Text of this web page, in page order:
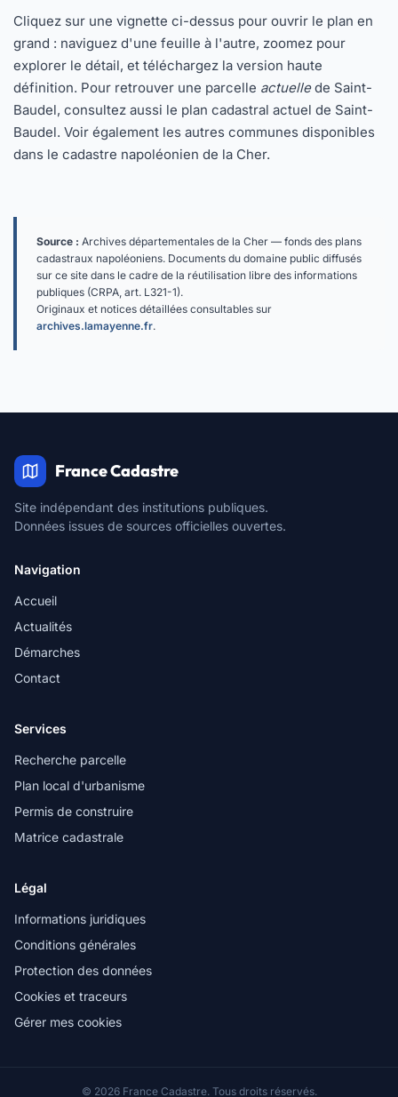
Cliquez sur une vignette ci-dessus pour ouvrir le plan en
grand : naviguez d'une feuille à l'autre, zoomez pour
explorer le détail, et téléchargez la version haute
définition. Pour retrouver une parcelle actuellede Saint-
Baudel, consultez aussi le plan cadastral actuel de Saint-
Baudel. Voir également les autres communes disponibles
dans le cadastre napoléonien de la Cher.
Source : Archives départementales de la Cher — fonds des plans
cadastraux napoléoniens. Documents du domaine public diffusés
sur ce site dans le cadre de la réutilisation libre des informations
publiques (CRPA, art. L321-1).
Originaux et notices détaillées consultables sur
archives.lamayenne.fr.
France Cadastre
Site indépendant des institutions publiques.
Données issues de sources officielles ouvertes.
Navigation
Accueil
Actualités
Démarches
Contact
Services
Recherche parcelle
Plan local d'urbanisme
Permis de construire
Matrice cadastrale
Légal
Informations juridiques
Conditions générales
Protection des données
Cookies et traceurs
Gérer mes cookies
© 2026 France Cadastre. Tous droits réservés.